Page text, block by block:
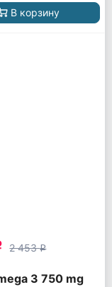
В корзину
2 453q
3 750 mg